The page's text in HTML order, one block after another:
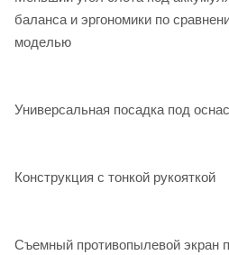
баланса и эргономики по
моделью
Универсальная посадка под
Конструкция с тонкой рукояткой
Съемный противопылевой экран